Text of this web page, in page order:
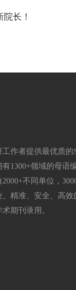
长！
作者提供最优质的
1300+领域的母语
不同单位，
精准、安全、高
期刊录用。